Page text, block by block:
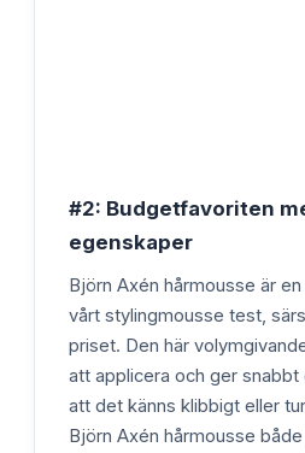
#2: Budgetfavoriten
egenskaper
Björn Axén hårmousse är
vårt stylingmousse test,
priset. Den här
att applicera och ger
att det känns klibbigt eller
Björn Axén hårmousse